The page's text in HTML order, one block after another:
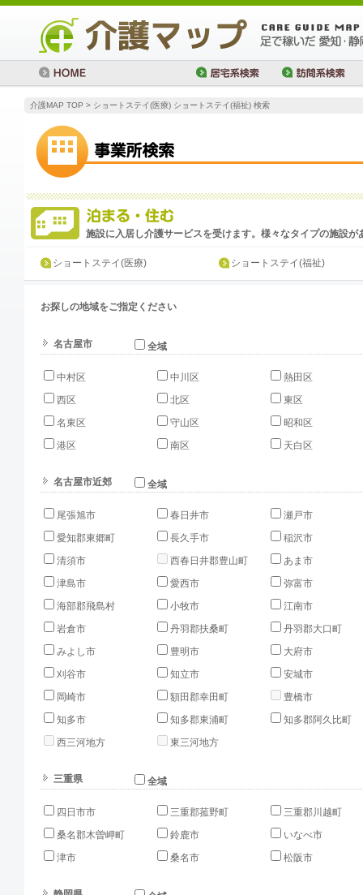
介護MAP TOP > ショートステイ(医療) ショートステイ(福祉) 検索
施設に入居し介護サービスを受けます。様々なタイプの施設が
ショートステイ(医療) ショートステイ(福祉)
お探しの地域をご指定ください
名古屋市 全域
中村区 中川区
熱田区
西区
北区
東区
名東区
守山区
昭和区
港区
南区 天白区
名古屋市近郊 全域
尾張旭市 春日井市
瀬戸市
愛知郡東郷町
長久手市
稲沢市
清須市
西春日井郡豊山町
あま市
津島市
愛西市
弥富市
海部郡飛島村
小牧市
江南市
岩倉市
丹羽郡扶桑町
丹羽郡大口町
みよし市
豊明市
大府市
刈谷市
知立市
安城市
岡崎市
額田郡幸田町
豊橋市
知多市
知多郡東浦町
知多郡阿久比町
西三河地方
東三河地方
三重県 全域
四日市市 三重郡菰野町
三重郡川越町
桑名郡木曽岬町
鈴鹿市
いなべ市
津市
桑名市 松阪市